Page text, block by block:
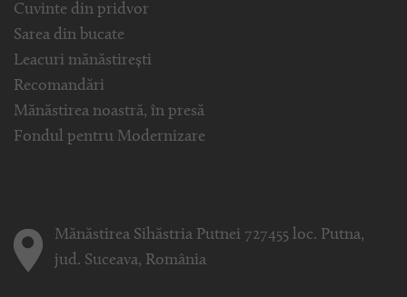
Cuvinte din pridvor
Sarea din bucate
Leacuri mănăstirești
Recomandări
Mănăstirea noastră, în presă
Fondul pentru Modernizare
Mănăstirea Sihăstria Putnei 727455 loc. Putna,
jud. Suceava, România